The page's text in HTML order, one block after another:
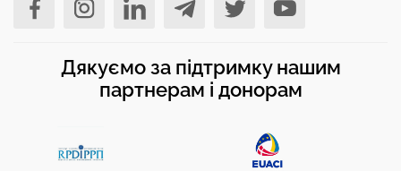
Дякуємо за підтримку нашим
партнерам і донорам